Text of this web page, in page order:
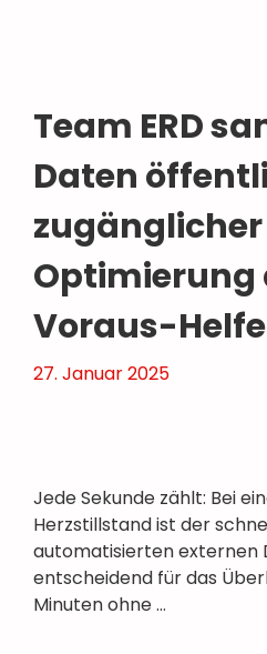
Team ERD
Daten
zugänglicher
Optimierung
Voraus-
27. Januar 2025
Jede Sekunde zählt: Bei
Herzstillstand ist der
automatisierten externen
entscheidend für das
Minuten ohne …